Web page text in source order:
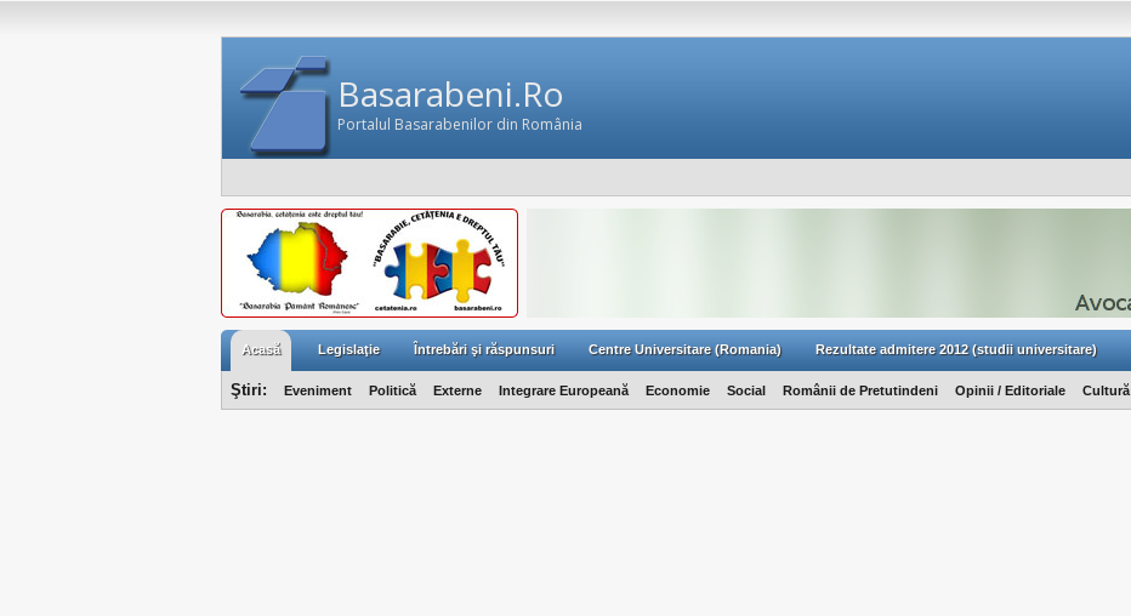
Basarabeni.Ro
Portalul Basarabenilor din România
Acasă Legislaţie Întrebări şi răspunsuri Centre Universitare (Romania) Rezultate admitere 2012 (studii universitare)
Ştiri: Eveniment Politică Externe Integrare Europeană Economie Social Românii de Pretutindeni Opinii / Editoriale Cultură